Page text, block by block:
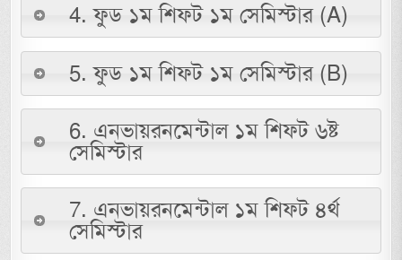
4. ফুড ১ম শিফট ১ম সেমিস্টার (A)
5. ফুড ১ম শিফট ১ম সেমিস্টার (B)
6. এনভায়রনমেন্টাল ১ম শিফট ৬ষ্ট
সেমিস্টার
7. এনভায়রনমেন্টাল ১ম শিফট ৪র্থ
সেমিস্টার